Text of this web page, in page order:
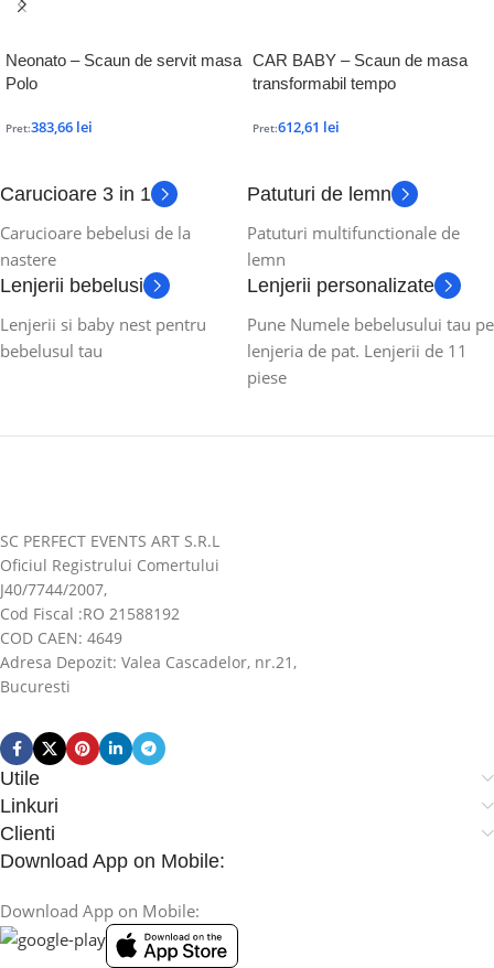
Neonato – Scaun de servit masa
Polo
Pret:383,66 lei
CAR BABY – Scaun de masa
transformabil tempo
Pret:612,61 lei
Carucioare 3 in 1
Carucioare bebelusi de la
nastere
Patuturi de lemn
Patuturi multifunctionale de
lemn
Lenjerii bebelusi
Lenjerii si baby nest pentru
bebelusul tau
Lenjerii personalizate
Pune Numele bebelusului tau pe
lenjeria de pat. Lenjerii de 11
piese
SC PERFECT EVENTS ART S.R.L
Oficiul Registrului Comertului
J40/7744/2007,
Cod Fiscal :RO 21588192
COD CAEN: 4649
Adresa Depozit: Valea Cascadelor, nr.21,
Bucuresti
Utile
Linkuri
Clienti
Download App on Mobile:
Download App on Mobile: